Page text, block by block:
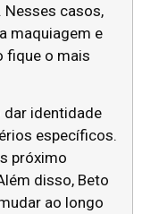
Nesses casos,
maquiagem e
fique o mais
dar identidade
específicos.
próximo
disso, Beto
ao longo